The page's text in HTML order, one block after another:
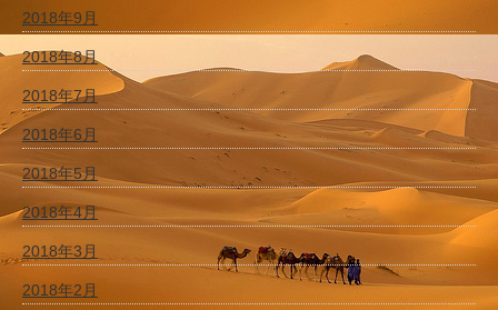
2018年9月
2018年8月
2018年7月
2018年6月
2018年5月
2018年4月
2018年3月
2018年2月